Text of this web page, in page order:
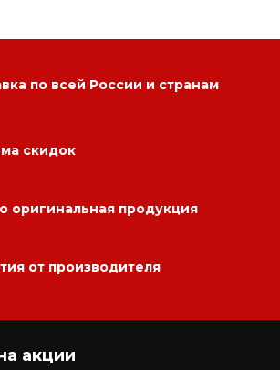
диэлектрический 800х1000х600
по всей России и странам
скидок
оригинальная продукция
от производителя
акции